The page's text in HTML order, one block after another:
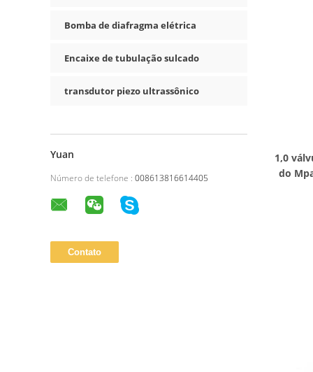
Bomba de diafragma elétrica
Encaixe de tubulação sulcado
transdutor piezo ultrassônico
Yuan
Número de telefone : 008613816614405
1,0
do